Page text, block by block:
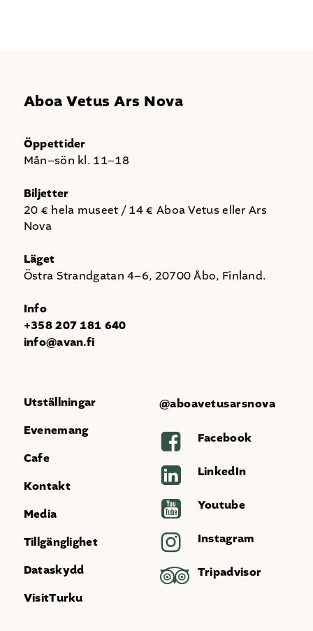
Aboa Vetus Ars Nova
Öppettider
Mån–sön kl. 11–18
Biljetter
20 € hela museet / 14 € Aboa Vetus eller Ars
Nova
Läget
Östra Strandgatan 4–6, 20700 Åbo, Finland.
Info
+358 207 181 640
info@avan.fi
Utställningar
Evenemang
Cafe
Kontakt
Media
Tillgänglighet
Dataskydd
VisitTurku
@aboavetusarsnova
Facebook
LinkedIn
Youtube
Instagram
Tripadvisor